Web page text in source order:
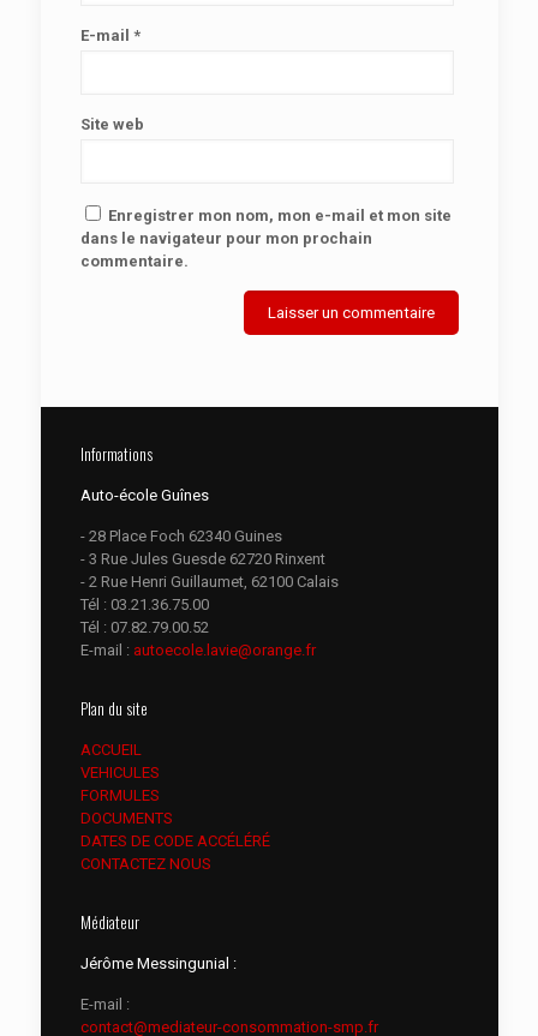
E-mail *
Site web
Enregistrer mon nom, mon e-mail et mon site
dans le navigateur pour mon prochain
commentaire.
Informations
Auto-école Guînes
- 28 Place Foch 62340 Guines
- 3 Rue Jules Guesde 62720 Rinxent
- 2 Rue Henri Guillaumet, 62100 Calais
Tél : 03.21.36.75.00
Tél : 07.82.79.00.52
E-mail : autoecole.lavie@orange.fr
Plan du site
ACCUEIL
VEHICULES
FORMULES
DOCUMENTS
DATES DE CODE ACCÉLÉRÉ
CONTACTEZ NOUS
Médiateur
Jérôme Messingunial :
E-mail :
contact@mediateur-consommation-smp.fr